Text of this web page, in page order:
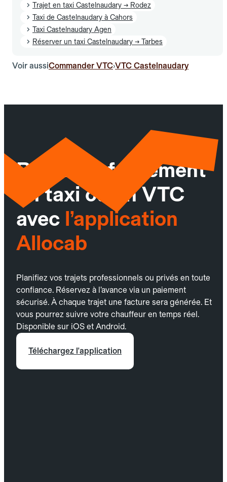
Trajet en taxi Castelnaudary → Rodez
Taxi de Castelnaudary à Cahors
Taxi Castelnaudary Agen
Réserver un taxi Castelnaudary → Tarbes
Voir aussiCommander VTC›VTC Castelnaudary
Réservez facilement
un taxi ou un VTC
avec l’application
Allocab
Planifiez vos trajets professionnels ou privés en toute
confiance. Réservez à l’avance via un paiement
sécurisé. À chaque trajet une facture sera générée. Et
vous pourrez suivre votre chauffeur en temps réel.
Disponible sur iOS et Android.
Téléchargez l'application